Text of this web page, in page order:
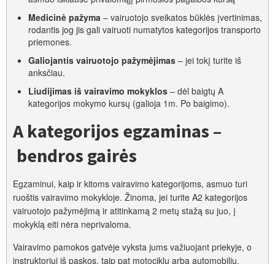
Medicinė pažyma – vairuotojo sveikatos būklės įvertinimas,
rodantis jog jis gali vairuoti numatytos kategorijos transporto
priemones.
Galiojantis vairuotojo pažymėjimas – jei tokį turite iš
anksčiau.
Liudijimas iš vairavimo mokyklos – dėl baigtų A
kategorijos mokymo kursų (galioja 1m. Po baigimo).
A kategorijos egzaminas –
bendros gairės
Egzaminui, kaip ir kitoms vairavimo kategorijoms, asmuo turi
ruoštis vairavimo mokykloje. Žinoma, jei turite A2 kategorijos
vairuotojo pažymėjimą ir atitinkamą 2 metų stažą su juo, į
mokyklą eiti nėra neprivaloma.
Vairavimo pamokos gatvėje vyksta jums važiuojant priekyje, o
instruktoriui iš paskos, taip pat motociklu arba automobiliu.